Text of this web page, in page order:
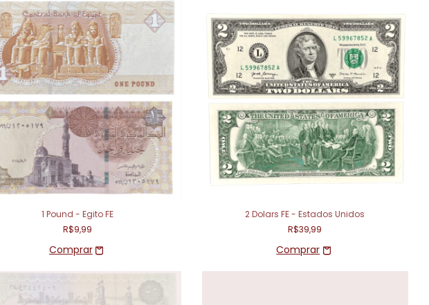
1 Pound - Egito FE
R$9,99
2 Dolars FE - Estados Unidos
R$39,99